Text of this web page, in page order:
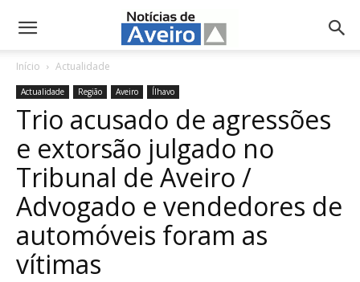
NotíciasdeAveiro.pt
Início Actualidade
Actualidade Região Aveiro Ílhavo
Trio acusado de agressões
e extorsão julgado no
Tribunal de Aveiro /
Advogado e vendedores de
automóveis foram as
vítimas